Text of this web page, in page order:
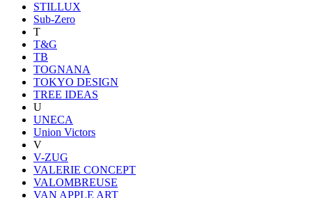
STILLUX
Sub-Zero
T
T&G
TB
TOGNANA
TOKYO DESIGN
TREE IDEAS
U
UNECA
Union Victors
V
V-ZUG
VALERIE CONCEPT
VALOMBREUSE
VAN APPLE ART